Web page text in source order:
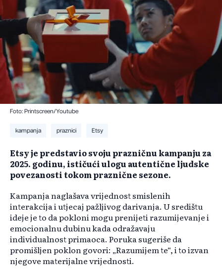
Foto: Printscreen/Youtube
kampanja praznici Etsy
Etsy je predstavio svoju prazničnu kampanju za
2025. godinu, ističući ulogu autentične ljudske
povezanosti tokom praznične sezone.
Kampanja naglašava vrijednost smislenih
interakcija i utjecaj pažljivog darivanja. U središtu
ideje je to da pokloni mogu prenijeti razumijevanje i
emocionalnu dubinu kada odražavaju
individualnost primaoca. Poruka sugeriše da
promišljen poklon govori: „Razumijem te“, i to izvan
njegove materijalne vrijednosti.